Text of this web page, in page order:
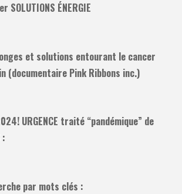
SOLUTIONS ÉNERGIE
et solutions entourant le cancer
(documentaire Pink Ribbons inc.)
URGENCE traité “pandémique” de
:
par mots clés :